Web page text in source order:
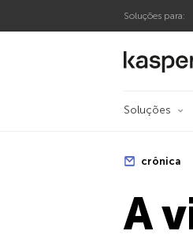
Soluções para:
Soluções
crônica
A